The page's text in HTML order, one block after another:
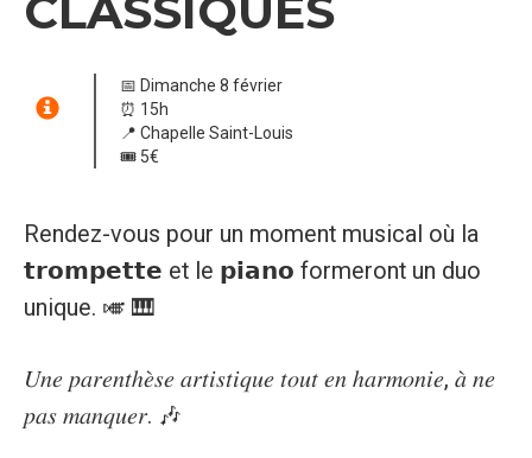
CLASSIQUES
📅 Dimanche 8 février
⏰ 15h
📍 Chapelle Saint-Louis
🎟️ 5€
Rendez-vous pour un moment musical où la
𝘁𝗿𝗼𝗺𝗽𝗲𝘁𝘁𝗲 et le 𝗽𝗶𝗮𝗻𝗼 formeront un duo
unique. 🎺 🎹
𝑈𝑛𝑒 𝑝𝑎𝑟𝑒𝑛𝑡ℎ𝑒̀𝑠𝑒 𝑎𝑟𝑡𝑖𝑠𝑡𝑖𝑞𝑢𝑒 𝑡𝑜𝑢𝑡 𝑒𝑛 ℎ𝑎𝑟𝑚𝑜𝑛𝑖𝑒, 𝑎̀ 𝑛𝑒
𝑝𝑎𝑠 𝑚𝑎𝑛𝑞𝑢𝑒𝑟. 🎶